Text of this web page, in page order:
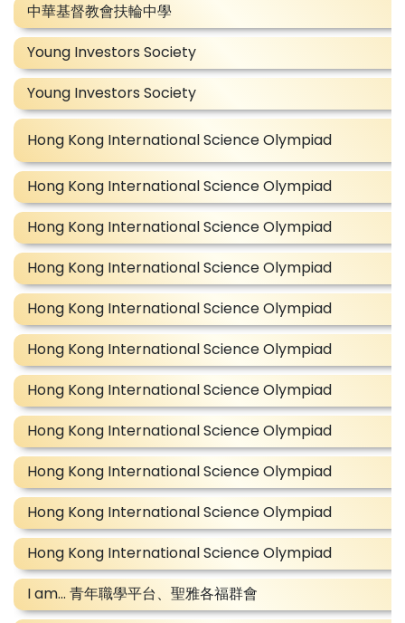
中華基督教會扶輪中學
Young Investors Society
Young Investors Society
Hong Kong International Science Olympiad
Hong Kong International Science Olympiad
Hong Kong International Science Olympiad
Hong Kong International Science Olympiad
Hong Kong International Science Olympiad
Hong Kong International Science Olympiad
Hong Kong International Science Olympiad
Hong Kong International Science Olympiad
Hong Kong International Science Olympiad
Hong Kong International Science Olympiad
Hong Kong International Science Olympiad
I am... 青年職學平台、聖雅各福群會